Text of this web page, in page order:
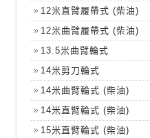
12米直臂履帶式 (柴油)
12米曲臂履帶式 (柴油)
13.5米曲臂輪式
14米剪刀輪式
14米曲臂輪式 (柴油)
14米直臂輪式 (柴油)
15米直臂輪式 (柴油)